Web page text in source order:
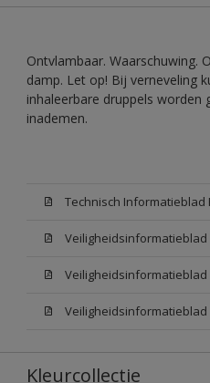
Ontvlambaar. Waarschuwing.
damp. Let op! Bij verneveling
inhaleerbare druppels worden
inademen.
Kleurcollectie